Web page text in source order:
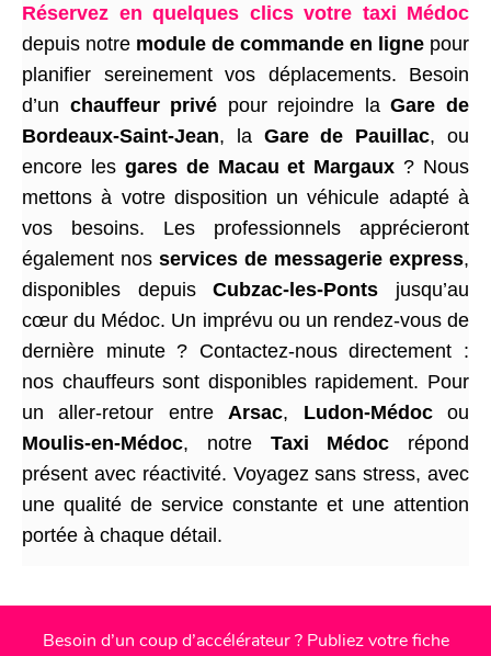
Réservez en quelques clics votre taxi Médoc
depuis notre module de commande en ligne pour
planifier sereinement vos déplacements. Besoin
d’un chauffeur privé pour rejoindre laGare de
Bordeaux-Saint-Jean, la Gare de Pauillac, ou
encore les gares de Macau et Margaux ? Nous
mettons à votre disposition un véhicule adapté à
vos besoins. Les professionnels apprécieront
également nos services de messagerie express,
disponibles depuisCubzac-les-Ponts jusqu’au
cœur du Médoc. Un imprévu ou un rendez-vous de
dernière minute ? Contactez-nous directement :
nos chauffeurs sont disponibles rapidement. Pour
un aller-retour entre Arsac, Ludon-Médocou
Moulis-en-Médoc, notre Taxi Médoc répond
présent avec réactivité. Voyagez sans stress, avec
une qualité de service constante et une attention
portée à chaque détail.
Besoin d’un coup d’accélérateur ? Publiez votre fiche